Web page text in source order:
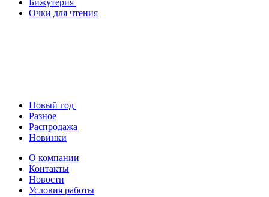
Очки для чтения
Новый год
Разное
Распродажа
Новинки
О компании
Контакты
Новости
Условия работы